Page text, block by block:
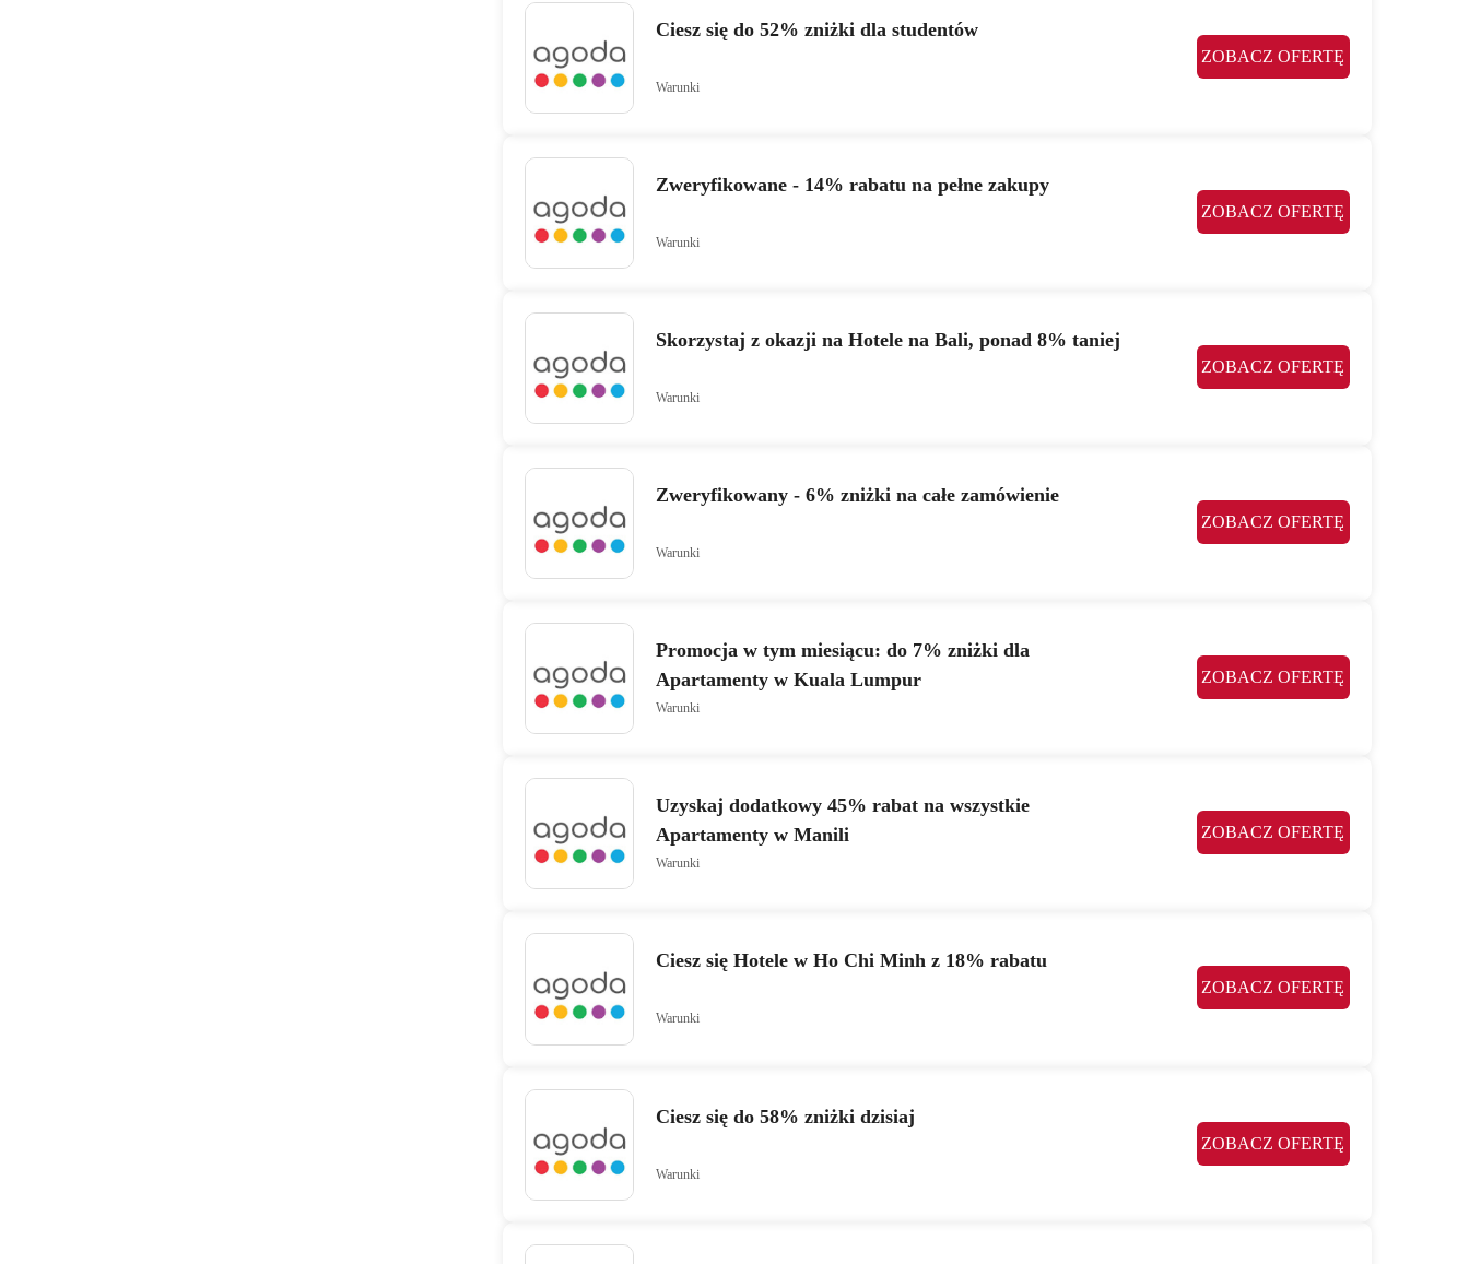
Ciesz się do 52% zniżki dla studentów
ZOBACZ OFERTĘ
Warunki
Zweryfikowane - 14% rabatu na pełne zakupy
ZOBACZ OFERTĘ
Warunki
Skorzystaj z okazji na Hotele na Bali, ponad 8% taniej
ZOBACZ OFERTĘ
Warunki
Zweryfikowany - 6% zniżki na całe zamówienie
ZOBACZ OFERTĘ
Warunki
Promocja w tym miesiącu: do 7% zniżki dla
Apartamenty w Kuala Lumpur
ZOBACZ OFERTĘ
Warunki
Uzyskaj dodatkowy 45% rabat na wszystkie
Apartamenty w Manili
ZOBACZ OFERTĘ
Warunki
Ciesz się Hotele w Ho Chi Minh z 18% rabatu
ZOBACZ OFERTĘ
Warunki
Ciesz się do 58% zniżki dzisiaj
ZOBACZ OFERTĘ
Warunki